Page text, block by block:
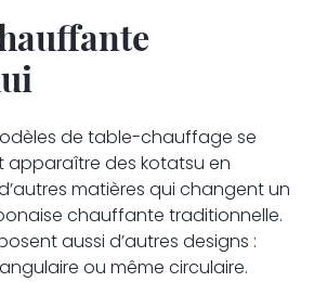
de table-chauffage se
apparaître des kotatsu en
matières qui changent un
chauffante traditionnelle.
aussi d’autres designs :
ou même circulaire.